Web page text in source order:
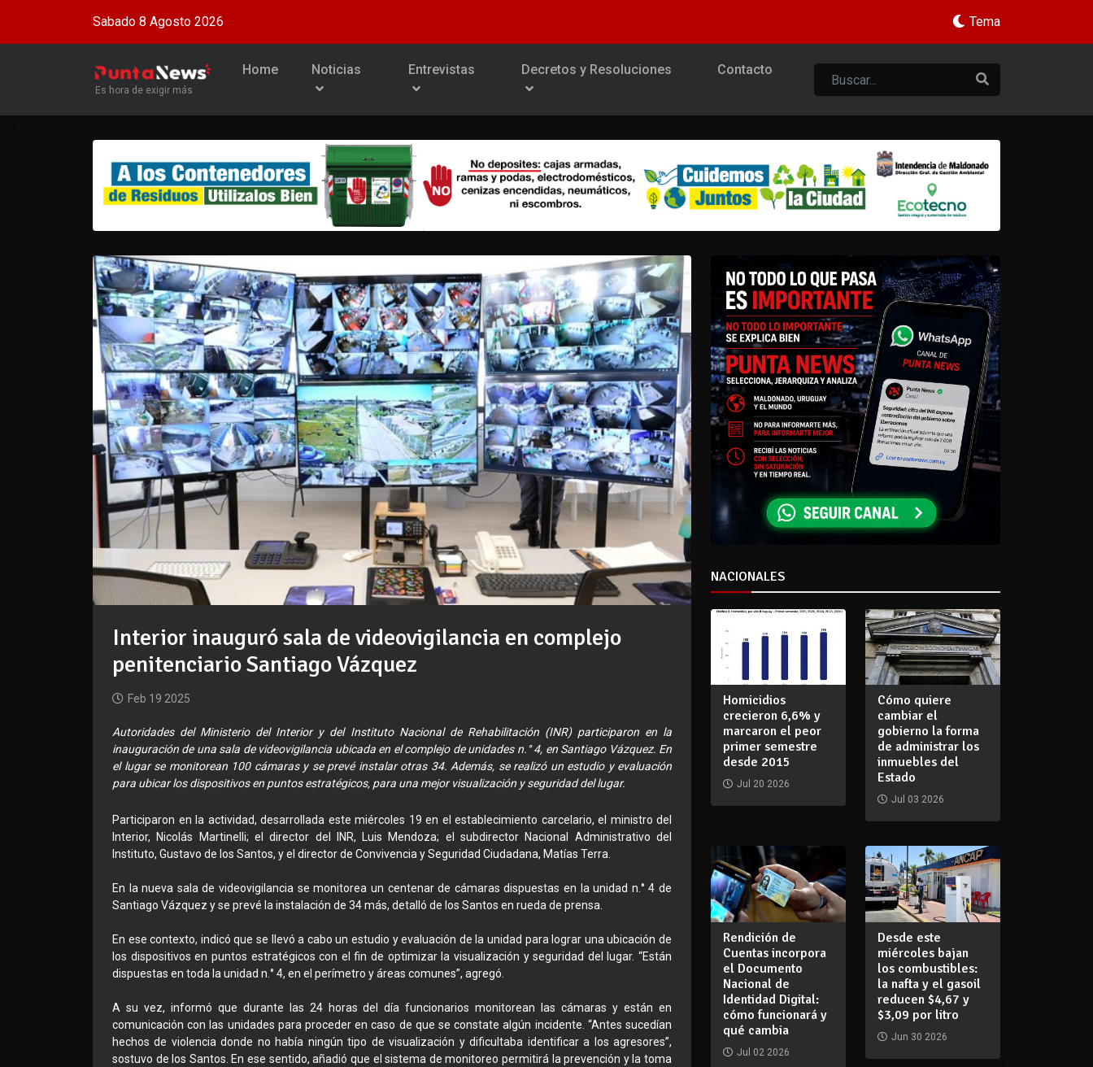
Sabado 8 Agosto 2026 Tema
Es hora de exigir más
Home Noticias Entrevistas Decretos y Resoluciones Contacto
Interior inauguró sala de videovigilancia en complejo
penitenciario Santiago Vázquez
Feb 19 2025
Autoridades del Ministerio del Interior y del Instituto Nacional de Rehabilitación (INR) participaron en la
inauguración de una sala de videovigilancia ubicada en el complejo de unidades n.° 4, en Santiago Vázquez. En
el lugar se monitorean 100 cámaras y se prevé instalar otras 34. Además, se realizó un estudio y evaluación
para ubicar los dispositivos en puntos estratégicos, para una mejor visualización y seguridad del lugar.
Participaron en la actividad, desarrollada este miércoles 19 en el establecimiento carcelario, el ministro del
Interior, Nicolás Martinelli; el director del INR, Luis Mendoza; el subdirector Nacional Administrativo del
Instituto, Gustavo de los Santos, y el director de Convivencia y Seguridad Ciudadana, Matías Terra.
En la nueva sala de videovigilancia se monitorea un centenar de cámaras dispuestas en la unidad n.° 4 de
Santiago Vázquez y se prevé la instalación de 34 más, detalló de los Santos en rueda de prensa.
En ese contexto, indicó que se llevó a cabo un estudio y evaluación de la unidad para lograr una ubicación de
los dispositivos en puntos estratégicos con el fin de optimizar la visualización y seguridad del lugar. “Están
dispuestas en toda la unidad n.° 4, en el perímetro y áreas comunes”, agregó.
A su vez, informó que durante las 24 horas del día funcionarios monitorean las cámaras y están en
comunicación con las unidades para proceder en caso de que se constate algún incidente. “Antes sucedían
hechos de violencia donde no había ningún tipo de visualización y dificultaba identificar a los agresores”,
sostuvo de los Santos. En ese sentido, añadió que el sistema de monitoreo permitirá la prevención y la toma
NACIONALES
Homicidios
crecieron 6,6% y
marcaron el peor
primer semestre
desde 2015
Jul 20 2026
Cómo quiere
cambiar el
gobierno la forma
de administrar los
inmuebles del
Estado
Jul 03 2026
Rendición de
Cuentas incorpora
el Documento
Nacional de
Identidad Digital:
cómo funcionará y
qué cambia
Jul 02 2026
Desde este
miércoles bajan
los combustibles:
la nafta y el gasoil
reducen $4,67 y
$3,09 por litro
Jun 30 2026